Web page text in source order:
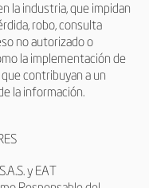
la industria, que impidan
robo, consulta
no autorizado o
la implementación de
contribuyan a un
la información.
yEAT